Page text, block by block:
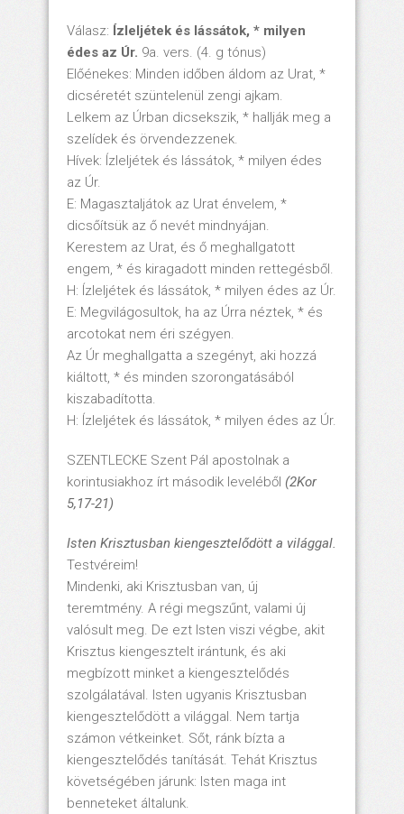
Válasz: Ízleljétek és lássátok, * milyen
édes az Úr. 9a. vers. (4. g tónus)
Előénekes: Minden időben áldom az Urat, *
dicséretét szüntelenül zengi ajkam.
Lelkem az Úrban dicsekszik, * hallják meg a
szelídek és örvendezzenek.
Hívek: Ízleljétek és lássátok, * milyen édes
az Úr.
E: Magasztaljátok az Urat énvelem, *
dicsőítsük az ő nevét mindnyájan.
Kerestem az Urat, és ő meghallgatott
engem, * és kiragadott minden rettegésből.
H: Ízleljétek és lássátok, * milyen édes az Úr.
E: Megvilágosultok, ha az Úrra néztek, * és
arcotokat nem éri szégyen.
Az Úr meghallgatta a szegényt, aki hozzá
kiáltott, * és minden szorongatásából
kiszabadította.
H: Ízleljétek és lássátok, * milyen édes az Úr.
SZENTLECKE Szent Pál apostolnak a
korintusiakhoz írt második leveléből (2Kor
5,17-21)
Isten Krisztusban kiengesztelődött a világgal.
Testvéreim!
Mindenki, aki Krisztusban van, új
teremtmény. A régi megszűnt, valami új
valósult meg. De ezt Isten viszi végbe, akit
Krisztus kiengesztelt irántunk, és aki
megbízott minket a kiengesztelődés
szolgálatával. Isten ugyanis Krisztusban
kiengesztelődött a világgal. Nem tartja
számon vétkeinket. Sőt, ránk bízta a
kiengesztelődés tanítását. Tehát Krisztus
követségében járunk: Isten maga int
benneteket általunk.